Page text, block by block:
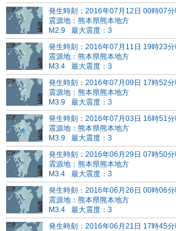
発生時刻：2016年07月12日 00時07分
震源地：熊本県熊本地方
M2.9
最大震度：3
発生時刻：2016年07月11日 19時23分
震源地：熊本県熊本地方
M3.4
最大震度：3
発生時刻：2016年07月09日 17時52分
震源地：熊本県熊本地方
M3.9
最大震度：3
発生時刻：2016年07月03日 16時51分
震源地：熊本県熊本地方
M3.9
最大震度：3
発生時刻：2016年06月29日 07時50分
震源地：熊本県熊本地方
M3.4
最大震度：3
発生時刻：2016年06月26日 00時06分
震源地：熊本県熊本地方
M3.4
最大震度：3
発生時刻：2016年06月21日 17時45分